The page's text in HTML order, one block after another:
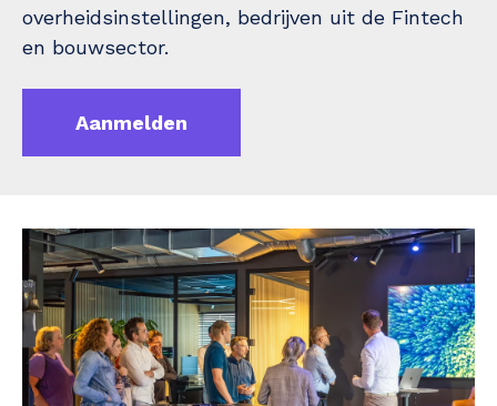
overheidsinstellingen, bedrijven uit de Fintech
en bouwsector.
Aanmelden